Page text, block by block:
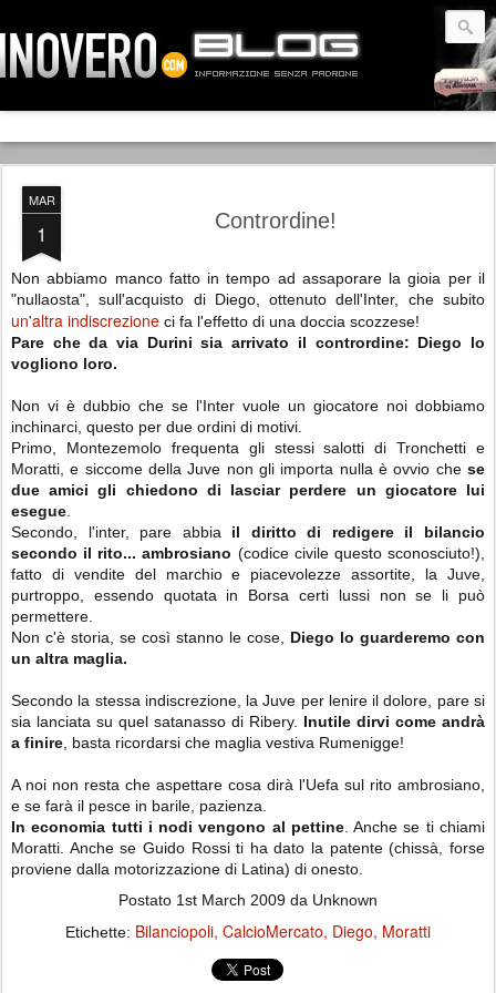
MAR
1 Contrordine!
Non abbiamo manco fatto in tempo ad assaporare la gioia per il
"nullaosta", sull'acquisto di Diego, ottenuto dell'Inter, che subito
un'altra indiscrezione ci fa l'effetto di una doccia scozzese!
Pare che da via Durini sia arrivato il contrordine: Diego lo
vogliono loro.
Non vi è dubbio che se l'Inter vuole un giocatore noi dobbiamo
inchinarci, questo per due ordini di motivi.
Primo, Montezemolo frequenta gli stessi salotti di Tronchetti e
Moratti, e siccome della Juve non gli importa nulla è ovvio che se
due amici gli chiedono di lasciar perdere un giocatore lui
esegue
Secondo, l'inter, pare abbia il diritto di redigere il bilancio
secondo il rito... ambrosiano (codice civile questo sconosciuto!),
fatto di vendite del marchio e piacevolezze assortite, la Juve,
purtroppo, essendo quotata in Borsa certi lussi non se li può
permettere.
Non c'è storia, se così stanno le cose, Diego lo guarderemo con
un altra maglia.
Secondo la stessa indiscrezione, la Juve per lenire il dolore, pare si
sia lanciata su quel satanasso di Ribery. Inutile dirvi come andrà
a finire , basta ricordarsi che maglia vestiva Rumenigge!
A noi non resta che aspettare cosa dirà l'Uefa sul rito ambrosiano,
e se farà il pesce in barile, pazienza.
In economia tutti i nodi vengono al pettine. Anche se ti chiami
Moratti. Anche se Guido Rossi ti ha dato la patente (chissà, forse
proviene dalla motorizzazione di Latina) di onesto.
Postato 1st March 2009 da Unknown
Etichette: Bilanciopoli CalcioMercato Diego Moratti